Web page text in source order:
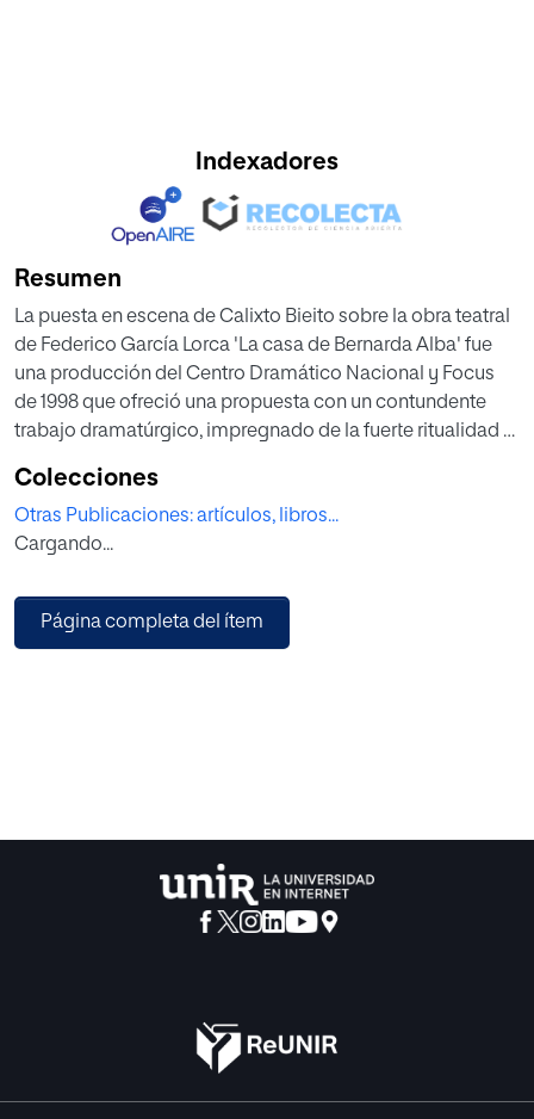
Indexadores
Resumen
La puesta en escena de Calixto Bieito sobre la obra teatral
de Federico García Lorca 'La casa de Bernarda Alba' fue
una producción del Centro Dramático Nacional y Focus
de 1998 que ofreció una propuesta con un contundente
trabajo dramatúrgico, impregnado de la fuerte ritualidad y
director de escena español configuró una sobresaliente y
potente estética a partir de un espacio escénico de gran
sencillez.
Colecciones
Otras Publicaciones: artículos, libros...
Cargando...
Página completa del ítem